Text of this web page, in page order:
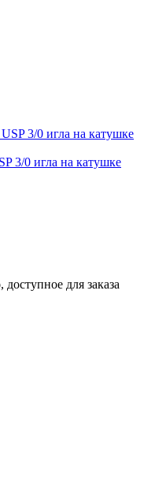
3/0 игла на катушке
для заказа